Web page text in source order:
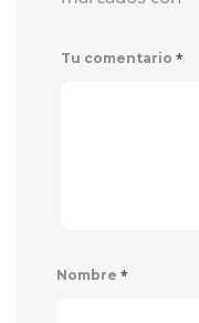
Tu comentario *
Nombre *